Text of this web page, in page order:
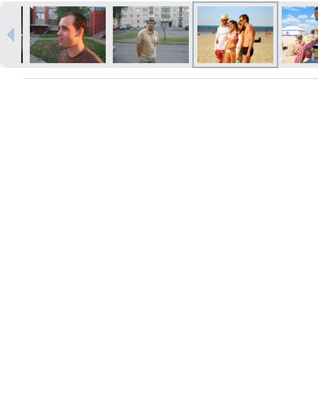
Izdrukas 1h laikā Rīgā – pasūtiet
tiešsaistē
Dažādi formāti un papīra veidi